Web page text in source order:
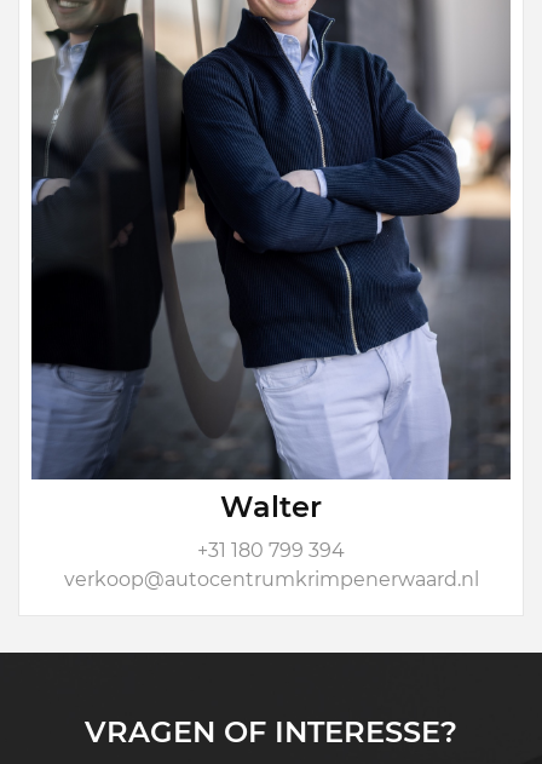
Walter
+31 180 799 394
verkoop@autocentrumkrimpenerwaard.nl
VRAGEN OF INTERESSE?